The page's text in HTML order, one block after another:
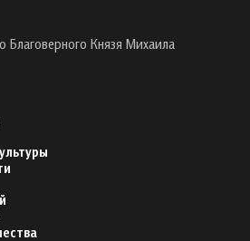
Благоверного Князя Михаила